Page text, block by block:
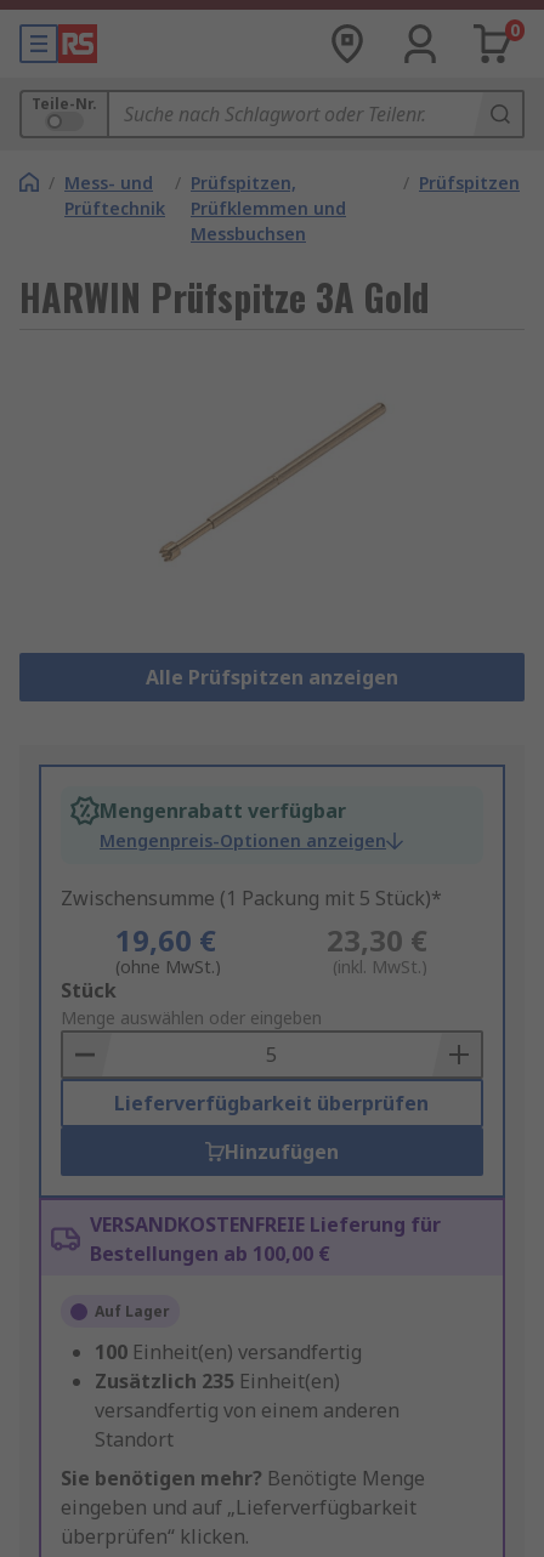
0
Teile-Nr.
/ Mess- und
Prüftechnik
/ Prüfspitzen,
Prüfklemmen und
Messbuchsen
/ Prüfspitzen
HARWIN Prüfspitze 3A Gold
Alle Prüfspitzen anzeigen
Mengenrabatt verfügbar
Mengenpreis-Optionen anzeigen
Zwischensumme (1 Packung mit 5 Stück)*
19,60 €
(ohne MwSt.)
23,30 €
(inkl. MwSt.)
Add
to
Basket
Stück
Menge auswählen oder eingeben
Lieferverfügbarkeit überprüfen
Hinzufügen
VERSANDKOSTENFREIE Lieferung für
Bestellungen ab 100,00 €
Auf Lager
100 Einheit(en) versandfertig
Zusätzlich 235 Einheit(en)
versandfertig von einem anderen
Standort
Sie benötigen mehr? Benötigte Menge
eingeben und auf „Lieferverfügbarkeit
überprüfen“ klicken.